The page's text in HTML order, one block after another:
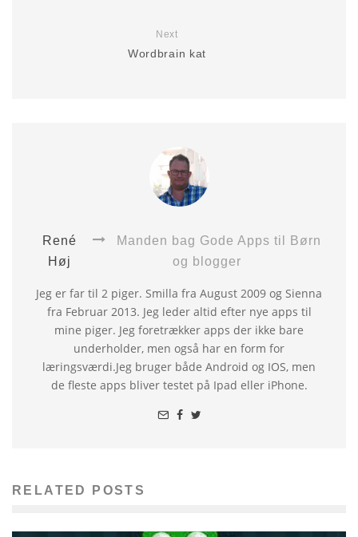
Next
Wordbrain kat
René
Høj
Manden bag Gode Apps til Børn
og blogger
Jeg er far til 2 piger. Smilla fra August 2009 og Sienna
fra Februar 2013. Jeg leder altid efter nye apps til
mine piger. Jeg foretrækker apps der ikke bare
underholder, men også har en form for
læringsværdi.Jeg bruger både Android og IOS, men
de fleste apps bliver testet på Ipad eller iPhone.
RELATED POSTS